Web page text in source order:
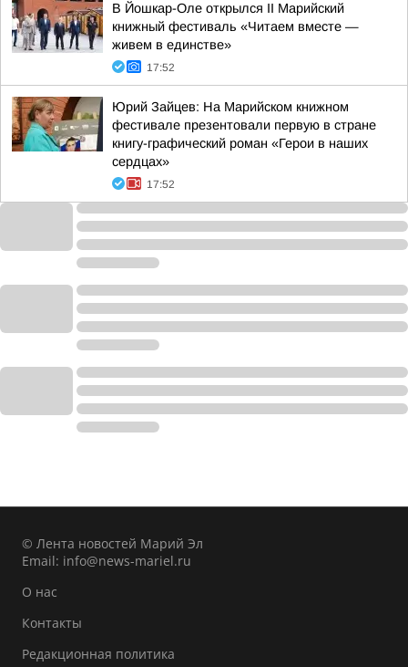
В Йошкар-Оле открылся II Марийский
книжный фестиваль «Читаем вместе —
живем в единстве»
17:52
Юрий Зайцев: На Марийском книжном
фестивале презентовали первую в стране
книгу-графический роман «Герои в наших
сердцах»
17:52
© Лента новостей Марий Эл
Email: info@news-mariel.ru
О нас
Контакты
Редакционная политика